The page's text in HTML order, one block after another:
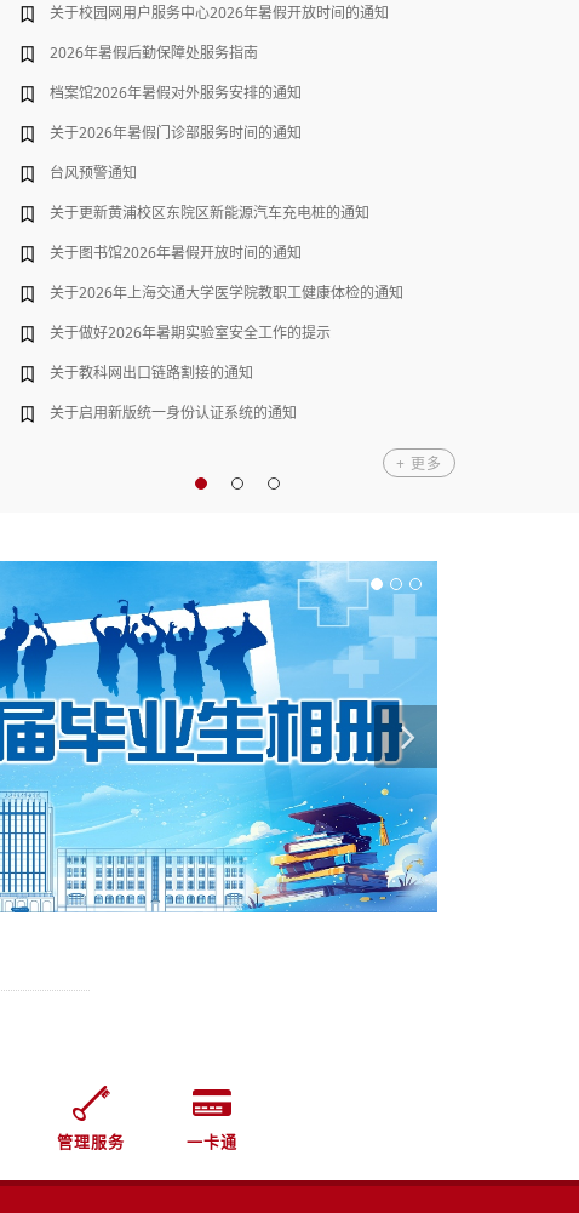
关于校园网用户服务中心2026年暑假开放时间的通知
2026年暑假后勤保障处服务指南
档案馆2026年暑假对外服务安排的通知
关于2026年暑假门诊部服务时间的通知
台风预警通知
关于更新黄浦校区东院区新能源汽车充电桩的通知
关于图书馆2026年暑假开放时间的通知
关于2026年上海交通大学医学院教职工健康体检的通知
关于做好2026年暑期实验室安全工作的提示
关于教科网出口链路割接的通知
关于启用新版统一身份认证系统的通知
+ 更多
13
5
时间：2026-5-13（周三）上午10:00-11:00
地点：浦东校区（半夏路1号）科研楼D306报告厅
主题：21创新论坛： Ferroptosis as a...
时间：2026-4-15（周三）上午9:30-10:30
15
4
主题：21创新论坛： Systemic Iron In...
地点：浦东校区（半夏路1号）东3楼101报告厅
10
4
时间：2026-4-10（周五）下午14:00-15:00
地点：黄浦校区（西院）5号楼1103多功能厅
2026 “The Lab”医学探索高中生夏令营圆满结营
表达性艺术疗法高阶培训班（第六期）顺利举办
上海交通大学医学院2026年科技成果转化专题培训班举行
2026年度上海市级继续医学教育项目医学专业课程思政教...
2026年上海交通大学AI+脑机接口微专业招生简章
2026年AHA国际标准化心脏安全急救授证课程培训班（第五...
2026年度上海市级继续医学教育推广项目——青少年健康...
2026年度上海市级继续医学教育推广项目——社区常见心...
2026年医疗护理员职业能力提升培训班招生简章
人工智能赋能医学教育高质量发展培训班举办
表达性艺术疗法高阶课程培训班（第七期）招生简章
管理服务 一卡通